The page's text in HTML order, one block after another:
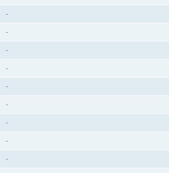
-
-
-
-
-
-
-
-
-